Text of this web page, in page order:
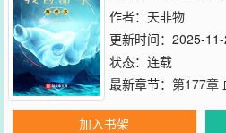
作者： 天非物
更新时间：2025-
状态：连载
最新章节： 第177章
加入书架